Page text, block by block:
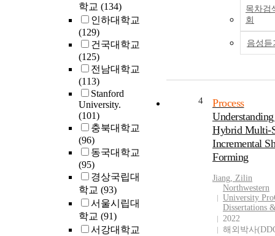
학교 (134)
인하대학교
(129)
건국대학교
(125)
전남대학교
(113)
Stanford
University.
(101)
충북대학교
(96)
동국대학교
(95)
경상국립대
학교 (93)
서울시립대
학교 (91)
서강대학교
목차검
회
음성듣
4
Process
Hybrid Multi-
Incremental
Forming
Jiang, Zilin
Northwestern
University
Dissertations
2022
해외박사